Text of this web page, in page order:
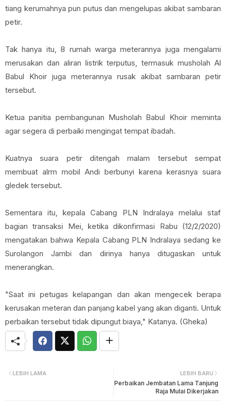
tiang kerumahnya pun putus dan mengelupas akibat sambaran
petir.
Tak hanya itu, 8 rumah warga meterannya juga mengalami
merusakan dan aliran listrik terputus, termasuk musholah Al
Babul Khoir juga meterannya rusak akibat sambaran petir
tersebut.
Ketua panitia pembangunan Musholah Babul Khoir meminta
agar segera di perbaiki mengingat tempat ibadah.
Kuatnya suara petir ditengah malam tersebut sempat
membuat alrm mobil Andi berbunyi karena kerasnya suara
gledek tersebut.
Sementara itu, kepala Cabang PLN Indralaya melalui staf
bagian transaksi Mei, ketika dikonfirmasi Rabu (12/2/2020)
mengatakan bahwa Kepala Cabang PLN Indralaya sedang ke
Surolangon Jambi dan dirinya hanya ditugaskan untuk
menerangkan.
"Saat ini petugas kelapangan dan akan mengecek berapa
kerusakan meteran dan panjang kabel yang akan diganti. Untuk
perbaikan tersebut tidak dipungut biaya," Katanya. (Gheka)
LEBIH BARU
Perbaikan Jembatan Lama Tanjung
Raja Mulai Dikerjakan
LEBIH LAMA